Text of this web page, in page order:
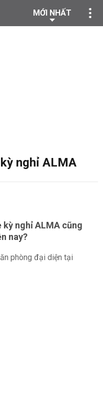
MỚI NHẤT
nghỉ ALMA
nghỉ ALMA cũng
nay?
phòng đại diện tại